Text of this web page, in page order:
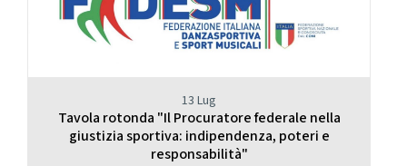
13 Lug
Tavola rotonda "Il Procuratore federale nella
giustizia sportiva: indipendenza, poteri e
responsabilità"